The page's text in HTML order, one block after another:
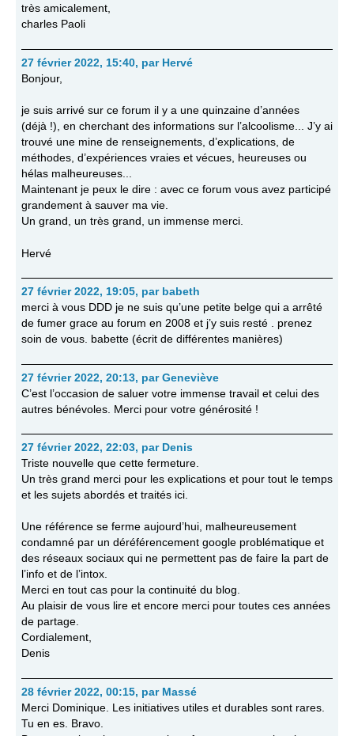
très amicalement,
charles Paoli
27 février 2022, 15:40, par Hervé
Bonjour,
je suis arrivé sur ce forum il y a une quinzaine d’années
(déjà !), en cherchant des informations sur l’alcoolisme... J’y ai
trouvé une mine de renseignements, d’explications, de
méthodes, d’expériences vraies et vécues, heureuses ou
hélas malheureuses...
Maintenant je peux le dire : avec ce forum vous avez participé
grandement à sauver ma vie.
Un grand, un très grand, un immense merci.
Hervé
27 février 2022, 19:05, par babeth
merci à vous DDD je ne suis qu’une petite belge qui a arrêté
de fumer grace au forum en 2008 et j’y suis resté . prenez
soin de vous. babette (écrit de différentes manières)
27 février 2022, 20:13, par Geneviève
C’est l’occasion de saluer votre immense travail et celui des
autres bénévoles. Merci pour votre générosité !
27 février 2022, 22:03, par Denis
Triste nouvelle que cette fermeture.
Un très grand merci pour les explications et pour tout le temps
et les sujets abordés et traités ici.
Une référence se ferme aujourd’hui, malheureusement
condamné par un déréférencement google problématique et
des réseaux sociaux qui ne permettent pas de faire la part de
l’info et de l’intox.
Merci en tout cas pour la continuité du blog.
Au plaisir de vous lire et encore merci pour toutes ces années
de partage.
Cordialement,
Denis
28 février 2022, 00:15, par Massé
Merci Dominique. Les initiatives utiles et durables sont rares.
Tu en es. Bravo.